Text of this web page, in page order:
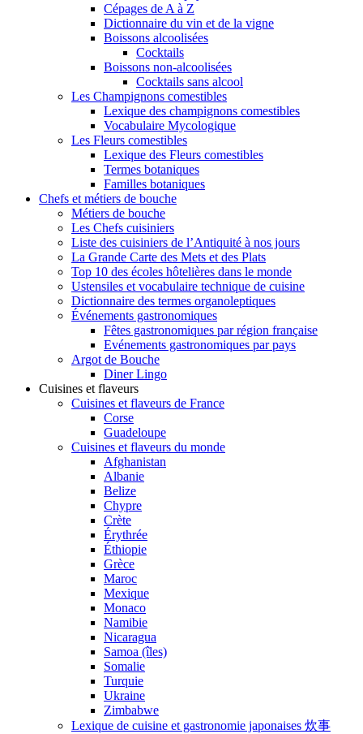
Cépages de A à Z
Dictionnaire du vin et de la vigne
Boissons alcoolisées
Cocktails
Boissons non-alcoolisées
Cocktails sans alcool
Les Champignons comestibles
Lexique des champignons comestibles
Vocabulaire Mycologique
Les Fleurs comestibles
Lexique des Fleurs comestibles
Termes botaniques
Familles botaniques
Chefs et métiers de bouche
Métiers de bouche
Les Chefs cuisiniers
Liste des cuisiniers de l’Antiquité à nos jours
La Grande Carte des Mets et des Plats
Top 10 des écoles hôtelières dans le monde
Ustensiles et vocabulaire technique de cuisine
Dictionnaire des termes organoleptiques
Événements gastronomiques
Fêtes gastronomiques par région française
Evénements gastronomiques par pays
Argot de Bouche
Diner Lingo
Cuisines et flaveurs
Cuisines et flaveurs de France
Corse
Guadeloupe
Cuisines et flaveurs du monde
Afghanistan
Albanie
Belize
Chypre
Crète
Érythrée
Éthiopie
Grèce
Maroc
Mexique
Monaco
Namibie
Nicaragua
Samoa (îles)
Somalie
Turquie
Ukraine
Zimbabwe
Lexique de cuisine et gastronomie japonaises 炊事